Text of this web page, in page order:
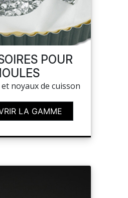
POUR
noyaux de cuisson
LA GAMME